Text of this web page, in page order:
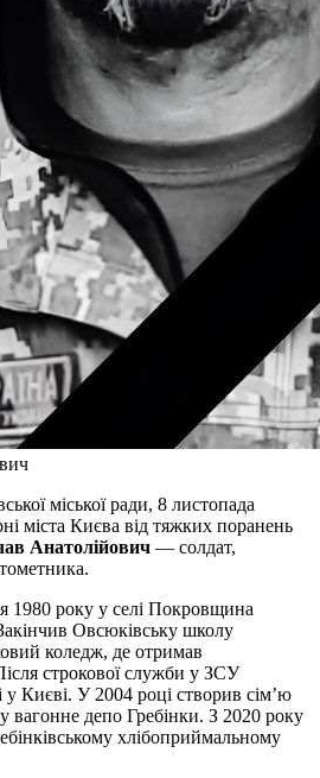
міської ради, 8 листопада
міста Києва від тяжких поранень
Анатолійович — солдат,
1980 року у селі Покровщина
Овсюківську школу
коледж, де отримав
строкової служби у ЗСУ
Києві. У 2004 році створив сім’ю
вагонне депо Гребінки. З 2020 року
хлібоприймальному